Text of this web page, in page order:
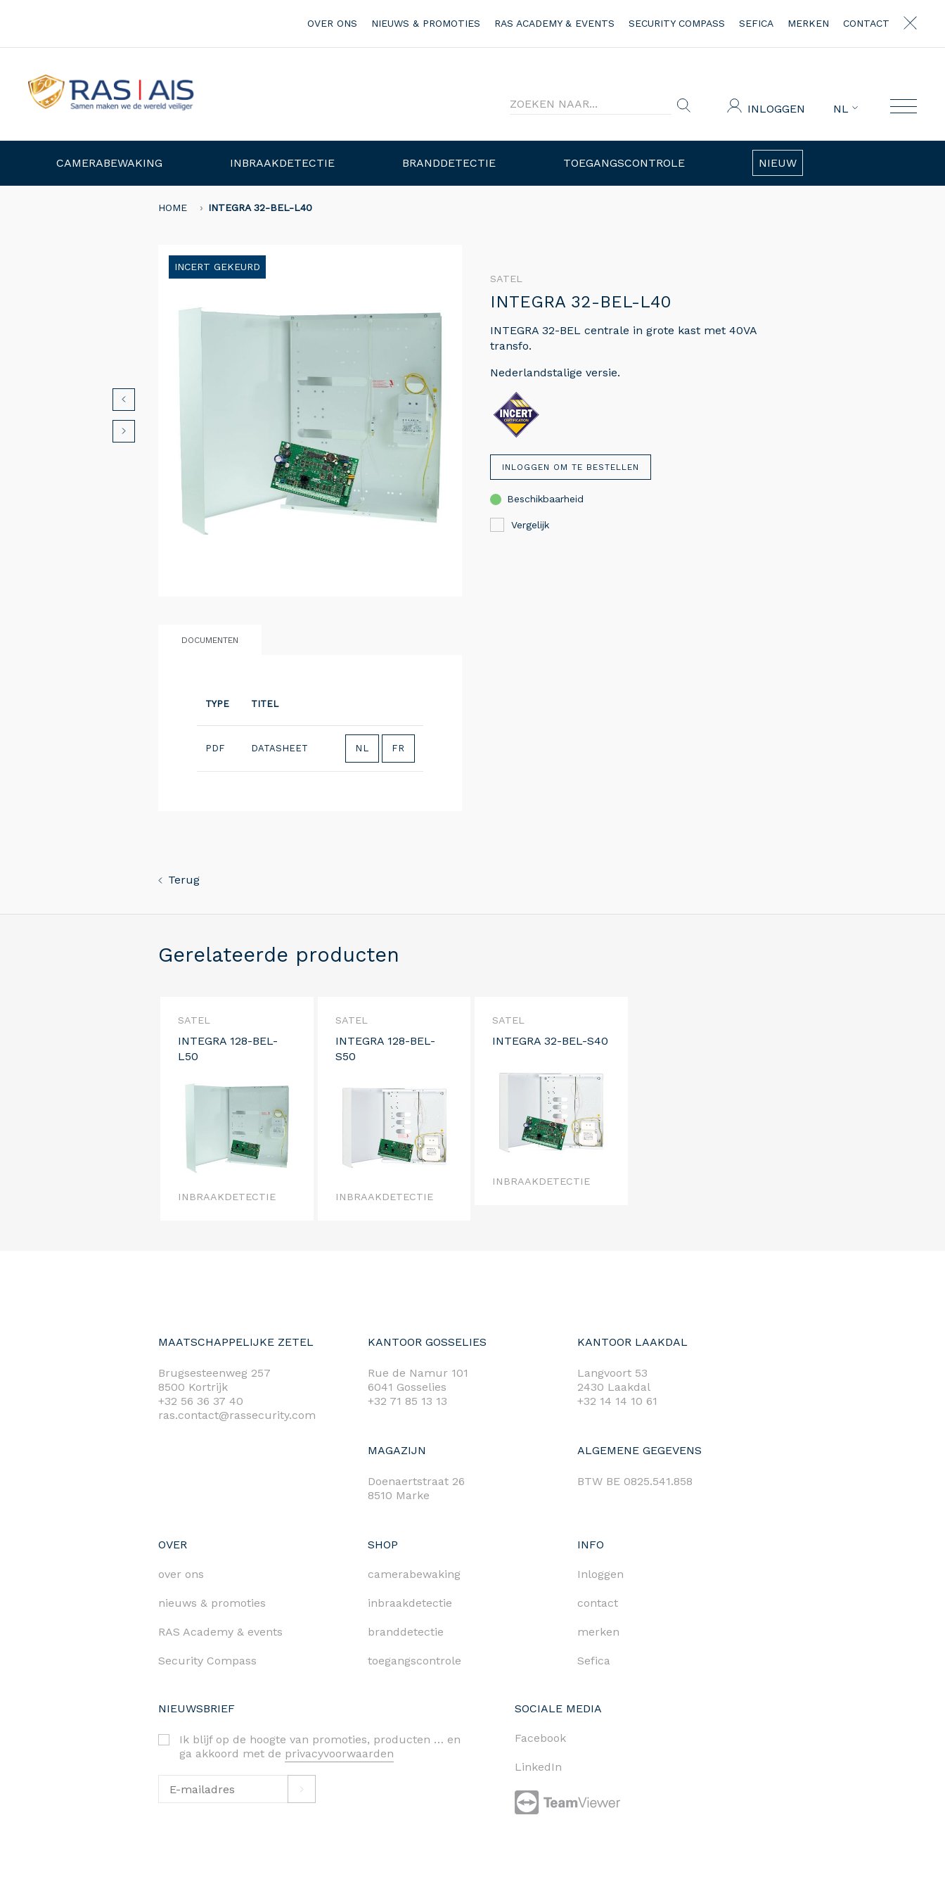
OVER ONS NIEUWS & PROMOTIES RAS ACADEMY & EVENTS SECURITY COMPASS SEFICA MERKEN CONTACT
INLOGGEN NL
CAMERABEWAKING INBRAAKDETECTIE BRANDDETECTIE TOEGANGSCONTROLE NIEUW
HOME INTEGRA 32-BEL-L40
INCERT GEKEURD
DOCUMENTEN
TYPE TITEL
PDF DATASHEET NL FR
SATEL
INTEGRA 32-BEL-L40
INTEGRA 32-BEL centrale in grote kast met 40VA
transfo.
Nederlandstalige versie.
INLOGGEN OM TE BESTELLEN
Beschikbaarheid
Vergelijk
Terug
Gerelateerde producten
SATEL
INTEGRA 128-BEL-
L50
INBRAAKDETECTIE
SATEL
INTEGRA 128-BEL-
S50
INBRAAKDETECTIE
SATEL
INTEGRA 32-BEL-S40
INBRAAKDETECTIE
MAATSCHAPPELIJKE ZETEL
Brugsesteenweg 257
8500 Kortrijk
+32 56 36 37 40
ras.contact@rassecurity.com
KANTOOR GOSSELIES
Rue de Namur 101
6041 Gosselies
+32 71 85 13 13
KANTOOR LAAKDAL
Langvoort 53
2430 Laakdal
+32 14 14 10 61
MAGAZIJN
Doenaertstraat 26
8510 Marke
ALGEMENE GEGEVENS
BTW BE 0825.541.858
OVER
over ons
nieuws & promoties
RAS Academy & events
Security Compass
SHOP
camerabewaking
inbraakdetectie
branddetectie
toegangscontrole
INFO
Inloggen
contact
merken
Sefica
NIEUWSBRIEF
Ik blijf op de hoogte van promoties, producten … en
ga akkoord met de privacyvoorwaarden
SOCIALE MEDIA
Facebook
LinkedIn